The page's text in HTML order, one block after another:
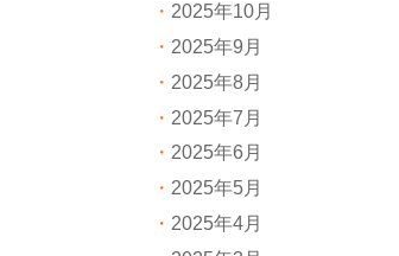
2025年10月
2025年9月
2025年8月
2025年7月
2025年6月
2025年5月
2025年4月